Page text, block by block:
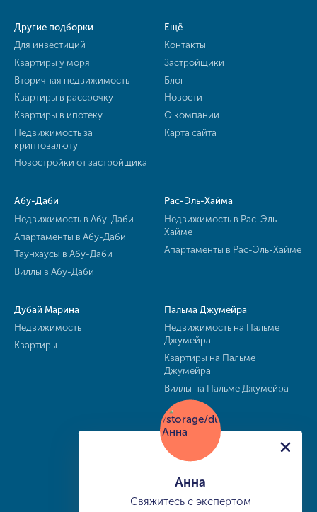
Другие подборки
Для инвестиций
Квартиры у моря
Вторичная недвижимость
Квартиры в рассрочку
Квартиры в ипотеку
Недвижимость за
криптовалюту
Новостройки от застройщика
Ещё
Контакты
Застройщики
Блог
Новости
О компании
Карта сайта
Абу-Даби
Недвижимость в Абу-Даби
Апартаменты в Абу-Даби
Таунхаусы в Абу-Даби
Виллы в Абу-Даби
Рас-Эль-Хайма
Недвижимость в Рас-Эль-
Хайме
Апартаменты в Рас-Эль-Хайме
Дубай Марина
Недвижимость
Квартиры
Пальма Джумейра
Недвижимость на Пальме
Джумейра
Квартиры на Пальме
Джумейра
Виллы на Пальме Джумейра
Анна
Свяжитесь с экспертом